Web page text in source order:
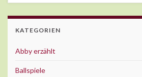
KATEGORIEN
Abby erzählt
Ballspiele